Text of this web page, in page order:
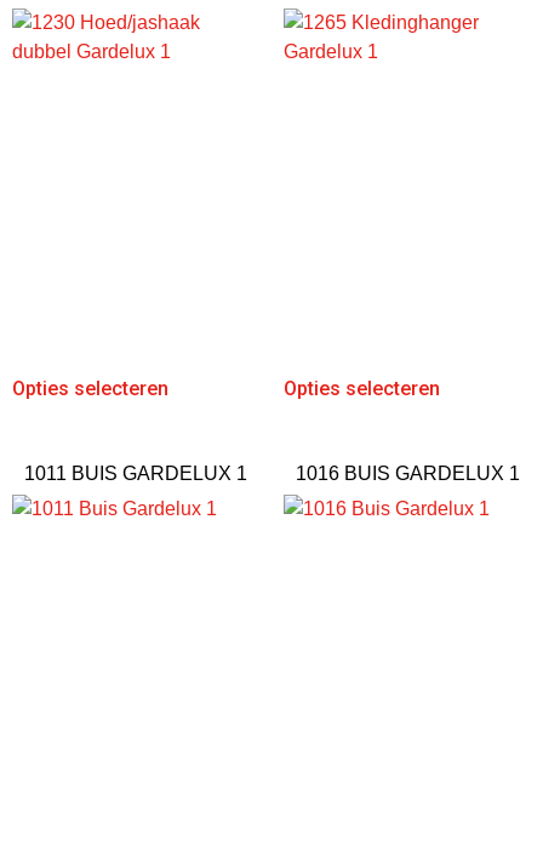
Opties selecteren Opties selecteren
1011 BUIS GARDELUX 1 1016 BUIS GARDELUX 1